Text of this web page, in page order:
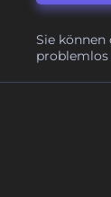
Sie können
problemlos